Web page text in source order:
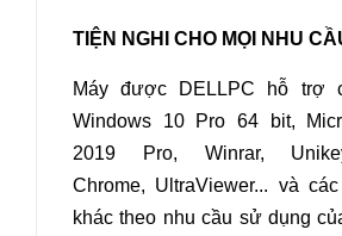
TIỆN NGHI CHO MỌI NHU
Máy được DELLPC hỗ trợ
Windows 10 Pro 64 bit,
2019 Pro, Winrar,
Chrome, UltraViewer... và
khác theo nhu cầu sử dụng